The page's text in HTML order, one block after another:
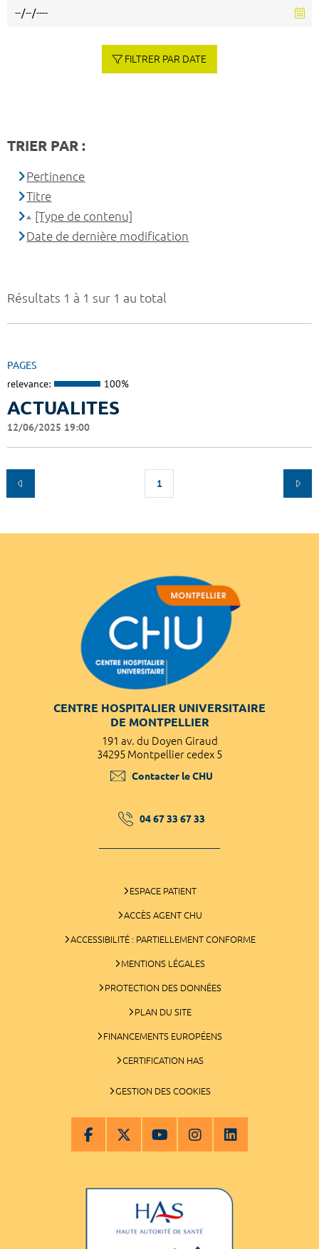
Résultats 1 à 1 sur 1 au total
PAGES
relevance: 100%
ACTUALITES
12/06/2025 19:00
1
FILTRER PAR DATE
TRIER PAR :
Pertinence
Titre
[Type de contenu]
Date de dernière modification
CENTRE HOSPITALIER UNIVERSITAIRE
DE MONTPELLIER
191 av. du Doyen Giraud
34295 Montpellier cedex 5
Contacter le CHU
04 67 33 67 33
ESPACE PATIENT
ACCÈS AGENT CHU
ACCESSIBILITÉ : PARTIELLEMENT CONFORME
MENTIONS LÉGALES
PROTECTION DES DONNÉES
PLAN DU SITE
FINANCEMENTS EUROPÉENS
CERTIFICATION HAS
GESTION DES COOKIES